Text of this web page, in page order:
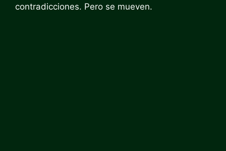
contradicciones. Pero se mueven.